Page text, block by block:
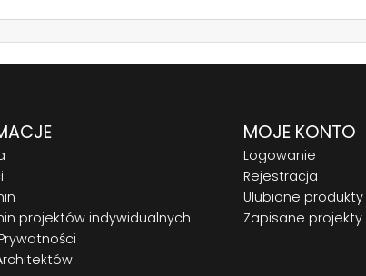
projektów indywidualnych
MOJE KONTO
Logowanie
Rejestracja
Ulubione produkty
Zapisane projekty